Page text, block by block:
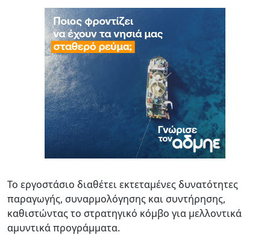
Το εργοστάσιο διαθέτει εκτεταμένες δυνατότητες
παραγωγής, συναρμολόγησης και συντήρησης,
καθιστώντας το στρατηγικό κόμβο για μελλοντικά
αμυντικά προγράμματα.